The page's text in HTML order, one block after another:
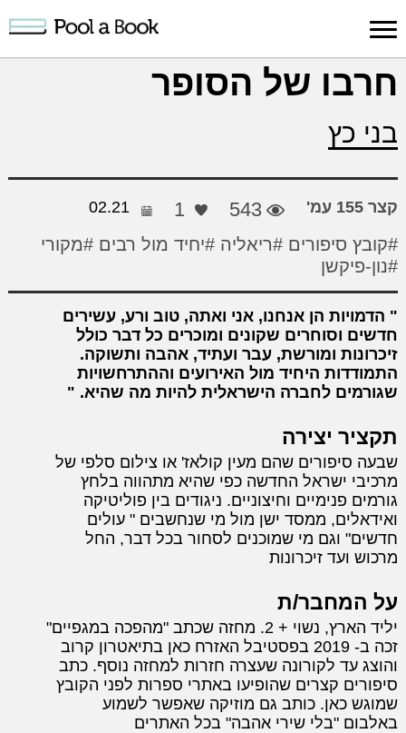
כניסה למערכת
יצירה
חרבו של הסופר
בני כץ
קצר 155 עמ' 543
1
02.21
#קובץ סיפורים #ריאליה #יחיד מול רבים #מקורי
#נון-פיקשן
הדמויות הן אנחנו, אני ואתה, טוב ורע, עשירים
חדשים וסוחרים שקונים ומוכרים כל דבר כולל
זיכרונות ומורשת, עבר ועתיד, אהבה ותשוקה.
התמודדות היחיד מול האירועים וההתרחשויות
שגורמים לחברה הישראלית להיות מה שהיא.
תקציר יצירה
שבעה סיפורים שהם מעין קולאז' או צילום סלפי של
מרכיבי ישראל החדשה כפי שהיא מתהווה בלחץ
גורמים פנימיים וחיצוניים. ניגודים בין פוליטיקה
ואידאלים, ממסד ישן מול מי שנחשבים " עולים
חדשים" וגם מי שמוכנים לסחור בכל דבר, החל
מרכוש ועד זיכרונות
על המחבר/ת
יליד הארץ, נשוי + 2. מחזה שכתב "מהפכה במגפיים"
זכה ב- 2019 בפסטיבל האזרח כאן בתיאטרון קרוב
והוצג עד לקורונה שעצרה חזרות למחזה נוסף. כתב
סיפורים קצרים שהופיעו באתרי ספרות לפני הקובץ
שמוגש כאן. כותב גם מוזיקה שאפשר לשמוע
באלבום "בלי שירי אהבה" בכל האתרים